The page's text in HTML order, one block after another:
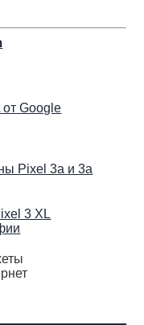
Google
Pixel 3a и 3a
3 XL